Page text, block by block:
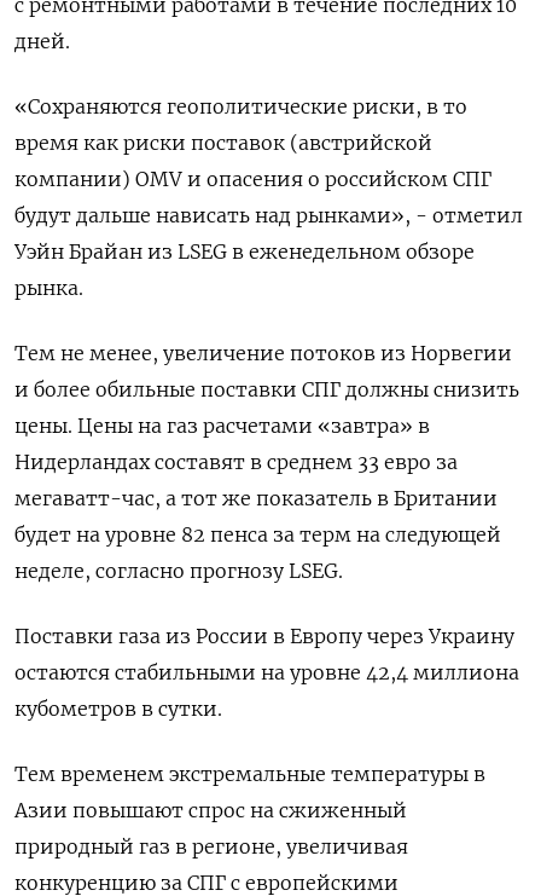
дней.
«Сохраняются геополитические риски, в то
время как риски поставок (австрийской
компании) OMV и опасения о российском СПГ
будут дальше нависать над рынками», - отметил
Уэйн Брайан из LSEG в еженедельном обзоре
рынка.
Тем не менее, увеличение потоков из Норвегии
и более обильные поставки СПГ должны снизить
цены. Цены на газ расчетами «завтра» в
Нидерландах составят в среднем 33 евро за
мегаватт-час, а тот же показатель в Британии
будет на уровне 82 пенса за терм на следующей
неделе, согласно прогнозу LSEG.
Поставки газа из России в Европу через Украину
остаются стабильными на уровне 42,4 миллиона
кубометров в сутки.
Тем временем экстремальные температуры в
Азии повышают спрос на сжиженный
природный газ в регионе, увеличивая
конкуренцию за СПГ с европейскими